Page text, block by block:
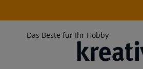
Das Beste für Ihr Hobby